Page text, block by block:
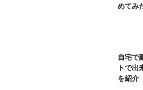
めてみ
自宅で
トで出
を紹介